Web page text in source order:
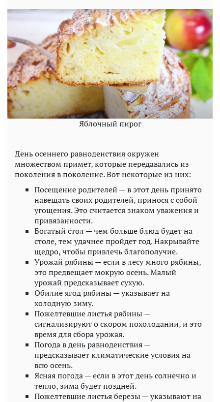
Яблочный пирог
День осеннего равноденствия окружен
множеством примет, которые передавались из
поколения в поколение. Вот некоторые из них:
Посещение родителей — в этот день принято
навещать своих родителей, принося с собой
угощения. Это считается знаком уважения и
привязанности.
Богатый стол — чем больше блюд будет на
столе, тем удачнее пройдет год. Накрывайте
щедро, чтобы привлечь благополучие.
Урожай рябины — если в лесу много рябины,
это предвещает мокрую осень. Малый
урожай предсказывает сухую.
Обилие ягод рябины — указывает на
холодную зиму.
Пожелтевшие листья рябины —
сигнализируют о скором похолодании, и это
время для сбора урожая.
Погода в день равноденствия —
предсказывает климатические условия на
всю осень.
Ясная погода — если в этот день солнечно и
тепло, зима будет поздней.
Пожелтевшие листья березы — указывают на